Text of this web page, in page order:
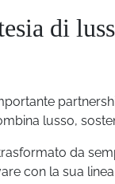
di
lusso,
da
con la sua